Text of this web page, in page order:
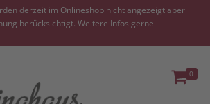
derzeit im Onlineshop nicht angezeigt aber
berücksichtigt. Weitere Infos gerne
0